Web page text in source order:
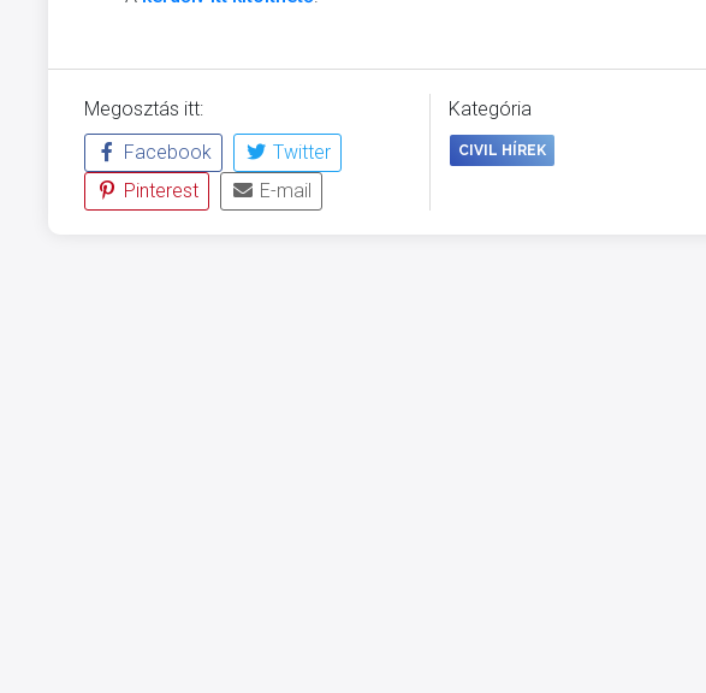
Megosztás itt:
Facebook
Twitter
Pinterest
E-mail
Kategória
CIVIL HÍREK